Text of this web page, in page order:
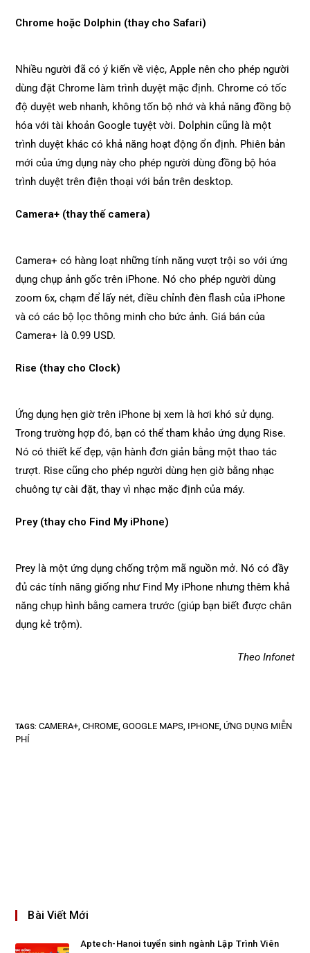
Chrome hoặc Dolphin (thay cho Safari)
Nhiều người đã có ý kiến về việc, Apple nên cho phép người
dùng đặt Chrome làm trình duyệt mặc định. Chrome có tốc
độ duyệt web nhanh, không tốn bộ nhớ và khả năng đồng bộ
hóa với tài khoản Google tuyệt vời. Dolphin cũng là một
trình duyệt khác có khả năng hoạt động ổn định. Phiên bản
mới của ứng dụng này cho phép người dùng đồng bộ hóa
trình duyệt trên điện thoại với bản trên desktop.
Camera+ (thay thế camera)
Camera+ có hàng loạt những tính năng vượt trội so với ứng
dụng chụp ảnh gốc trên iPhone. Nó cho phép người dùng
zoom 6x, chạm để lấy nét, điều chỉnh đèn flash của iPhone
và có các bộ lọc thông minh cho bức ảnh. Giá bán của
Camera+ là 0.99 USD.
Rise (thay cho Clock)
Ứng dụng hẹn giờ trên iPhone bị xem là hơi khó sử dụng.
Trong trường hợp đó, bạn có thể tham khảo ứng dụng Rise.
Nó có thiết kế đẹp, vận hành đơn giản bằng một thao tác
trượt. Rise cũng cho phép người dùng hẹn giờ bằng nhạc
chuông tự cài đặt, thay vì nhạc mặc định của máy.
Prey (thay cho Find My iPhone)
Prey là một ứng dụng chống trộm mã nguồn mở. Nó có đầy
đủ các tính năng giống như Find My iPhone nhưng thêm khả
năng chụp hình bằng camera trước (giúp bạn biết được chân
dụng kẻ trộm).
Theo Infonet
TAGS:CAMERA+, CHROME, GOOGLE MAPS, IPHONE, ỨNG DỤNG MIỄN
PHÍ
Bài Viết Mới
Aptech-Hanoi tuyển sinh ngành Lập Trình Viên